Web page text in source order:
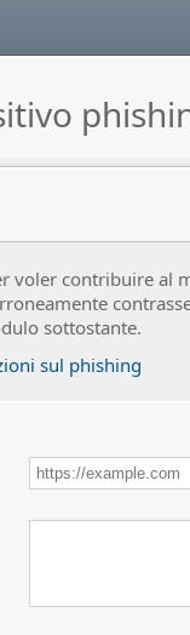
voler contribuire al
sottostante.
sul phishing